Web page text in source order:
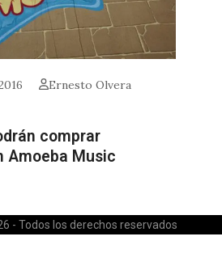
Ernesto Olvera
comprar
Amoeba Music
- Todos los derechos reservados